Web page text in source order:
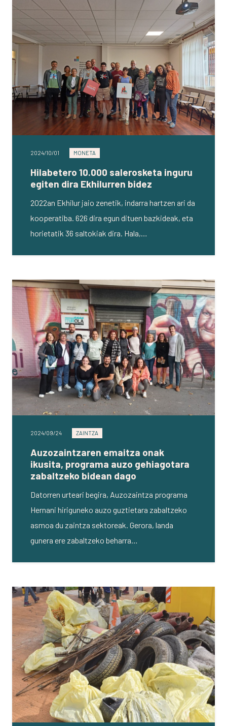
2024/10/01 MONETA
Hilabetero 10.000 salerosketa inguru
egiten dira Ekhilurren bidez
2022an Ekhilur jaio zenetik, indarra hartzen ari da
kooperatiba. 626 dira egun dituen bazkideak, eta
horietatik 36 saltokiak dira. Hala,…
2024/09/24 ZAINTZA
Auzozaintzaren emaitza onak
ikusita, programa auzo gehiagotara
zabaltzeko bidean dago
Datorren urteari begira, Auzozaintza programa
Hernani hiriguneko auzo guztietara zabaltzeko
asmoa du zaintza sektoreak. Gerora, landa
gunera ere zabaltzeko beharra…